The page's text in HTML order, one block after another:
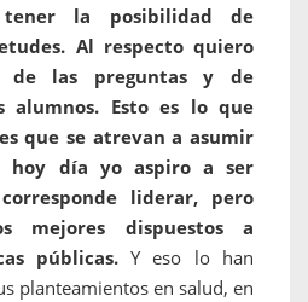
la posibilidad de
Al respecto quiero
de las preguntas y de
alumnos. Esto es lo que
que se atrevan a asumir
hoy día yo aspiro a ser
liderar, pero
mejores dispuestos a
públicas.Y eso lo han
planteamientos en salud, en